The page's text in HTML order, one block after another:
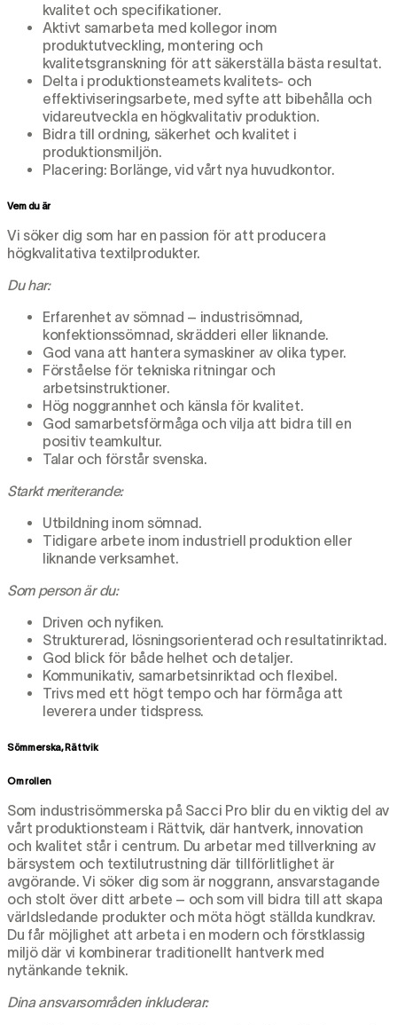
kvalitet och specifikationer.
Aktivt samarbeta med kollegor inom
produktutveckling, montering och
kvalitetsgranskning för att säkerställa bästa resultat.
Delta i produktionsteamets kvalitets- och
effektiviseringsarbete, med syfte att bibehålla och
vidareutveckla en högkvalitativ produktion.
Bidra till ordning, säkerhet och kvalitet i
produktionsmiljön.
Placering: Borlänge, vid vårt nya huvudkontor.
Vem du är
Vi söker dig som har en passion för att producera
högkvalitativa textilprodukter.
Du har:
Erfarenhet av sömnad – industrisömnad,
konfektionssömnad, skrädderi eller liknande.
God vana att hantera symaskiner av olika typer.
Förståelse för tekniska ritningar och
arbetsinstruktioner.
Hög noggrannhet och känsla för kvalitet.
God samarbetsförmåga och vilja att bidra till en
positiv teamkultur.
Talar och förstår svenska.
Starkt meriterande:
Utbildning inom sömnad.
Tidigare arbete inom industriell produktion eller
liknande verksamhet.
Som person är du:
Driven och nyfiken.
Strukturerad, lösningsorienterad och resultatinriktad.
God blick för både helhet och detaljer.
Kommunikativ, samarbetsinriktad och flexibel.
Trivs med ett högt tempo och har förmåga att
leverera under tidspress.
Sömmerska, Rättvik
Om rollen
Som industrisömmerska på Sacci Pro blir du en viktig del av
vårt produktionsteam i Rättvik, där hantverk, innovation
och kvalitet står i centrum. Du arbetar med tillverkning av
bärsystem och textilutrustning där tillförlitlighet är
avgörande. Vi söker dig som är noggrann, ansvarstagande
och stolt över ditt arbete – och som vill bidra till att skapa
världsledande produkter och möta högt ställda kundkrav.
Du får möjlighet att arbeta i en modern och förstklassig
miljö där vi kombinerar traditionellt hantverk med
nytänkande teknik.
Dina ansvarsområden inkluderar: